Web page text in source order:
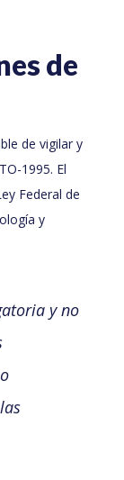
de
de vigilar y
1995. El
Federal de
y
y no